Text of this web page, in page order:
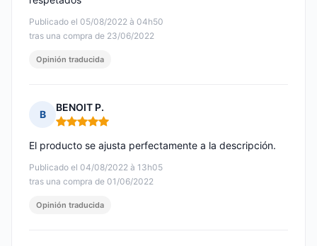
Publicado el 05/08/2022 à 04h50
tras una compra de 23/06/2022
Opinión traducida
B
BENOIT P.
Nota: 5 de 5
Publicado el 04/08/2022 à 13h05
tras una compra de 01/06/2022
El producto se ajusta perfectamente a la descripción.
Opinión traducida